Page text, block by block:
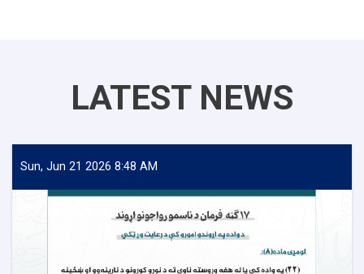
LATEST NEWS
Sun, Jun 21 2026 8:48 AM